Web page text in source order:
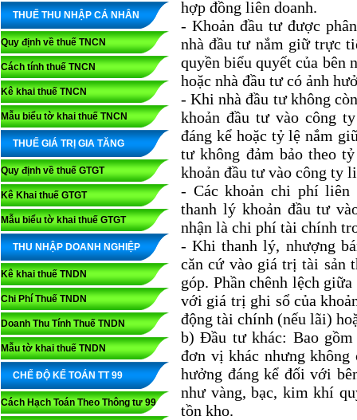
THUẾ THU NHẬP CÁ NHÂN
Quy định về thuế TNCN
Cách tính thuế TNCN
Kê khai thuế TNCN
Mẫu biểu tờ khai thuế TNCN
THUẾ GIÁ TRỊ GIA TĂNG
Quy định về thuế GTGT
Kê Khai thuế GTGT
Mẫu biểu tờ khai thuế GTGT
THU NHẬP DOANH NGHIỆP
Kê khai thuế TNDN
Chi Phí Thuế TNDN
Doanh Thu Tính Thuế TNDN
Mẫu tờ khai thuế TNDN
CHẾ ĐỘ KẾ TOÁN TT 99
Cách Hạch Toán Theo Thông tư 99
hợp đồng liên doanh.
- Khoản đầu tư được
nhà đầu tư nắm giữ trực
quyền biểu quyết của bên
hoặc nhà đầu tư có ảnh
- Khi nhà đầu tư không
khoản đầu tư vào công
đáng kể hoặc tỷ lệ nắm
tư không đảm bảo theo
khoản đầu tư vào công ty
- Các khoản chi phí liên
thanh lý khoản đầu tư
nhận là chi phí tài chính
- Khi thanh lý, nhượng
căn cứ vào giá trị tài sản
góp. Phần chênh lệch
với giá trị ghi sổ của
động tài chính (nếu lãi)
b) Đầu tư khác: Bao gồm
đơn vị khác nhưng không
hưởng đáng kể đối với
như vàng, bạc, kim khí
tồn kho.